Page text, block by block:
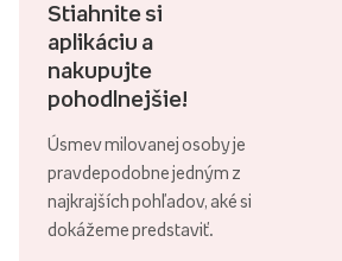
Stiahnite si
aplikáciu a
nakupujte
pohodlnejšie!
Úsmev milovanej osoby je
pravdepodobne jedným z
najkrajších pohľadov, aké si
dokážeme predstaviť.